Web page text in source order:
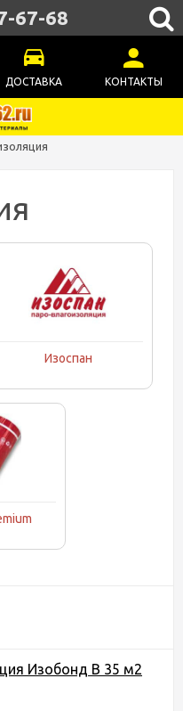
ДОСТАВКА КОНТАКТЫ
67-68
Изоспан
Изобонд B 35 м2